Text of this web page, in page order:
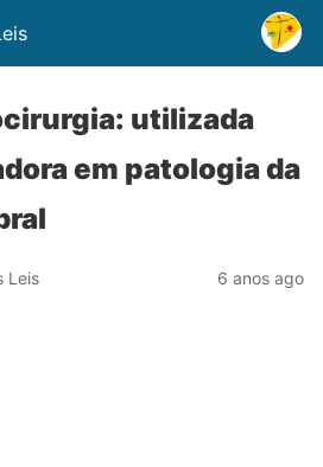
utilizada
em patologia da
Leis 6 anos ago